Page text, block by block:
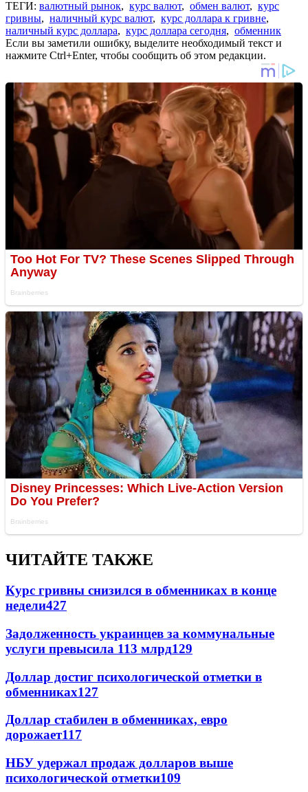
ТЕГИ: валютный рынок, курс валют, обмен валют, курс
гривны, наличный курс валют, курс доллара к гривне,
наличный курс доллара, курс доллара сегодня, обменник
Если вы заметили ошибку, выделите необходимый текст и
нажмите Ctrl+Enter, чтобы сообщить об этом редакции.
ЧИТАЙТЕ ТАКЖЕ
Курс гривны снизился в обменниках в конце
недели427
Задолженность украинцев за коммунальные
услуги превысила 113 млрд129
Доллар достиг психологической отметки в
обменниках127
Доллар стабилен в обменниках, евро
дорожает117
НБУ удержал продаж долларов выше
психологической отметки109